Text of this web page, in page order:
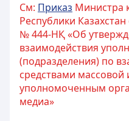
См: Приказ Министра
Республики
№ 444-НҚ «Об
взаимодействия
(подразделения) по
средствами
уполномоченным
медиа»